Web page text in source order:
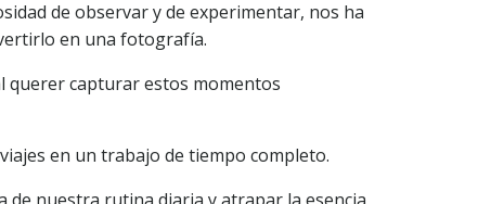
de observar y de experimentar, nos ha
en una fotografía.
querer capturar estos momentos
en un trabajo de tiempo completo.